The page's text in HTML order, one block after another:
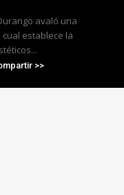
avaló una
cual establece la
>>